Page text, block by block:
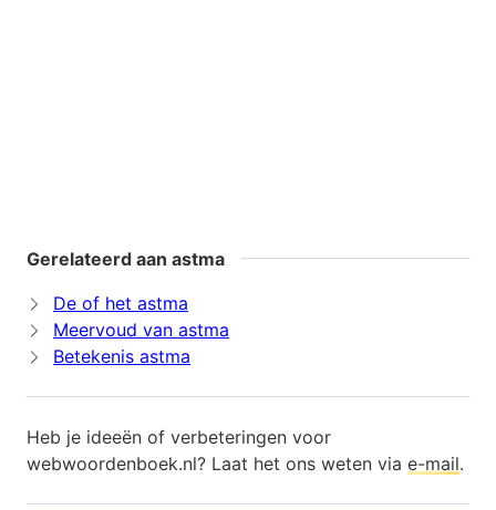
Gerelateerd aan astma
De of het astma
Meervoud van astma
Betekenis astma
Heb je ideeën of verbeteringen voor
webwoordenboek.nl? Laat het ons weten via e-mail.